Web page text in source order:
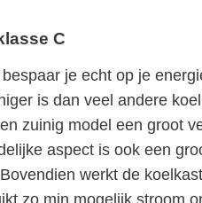
C
je echt op je
is dan veel andere
zuinig model een groot
aspect is ook een
werkt de
zo min mogelijk stroom